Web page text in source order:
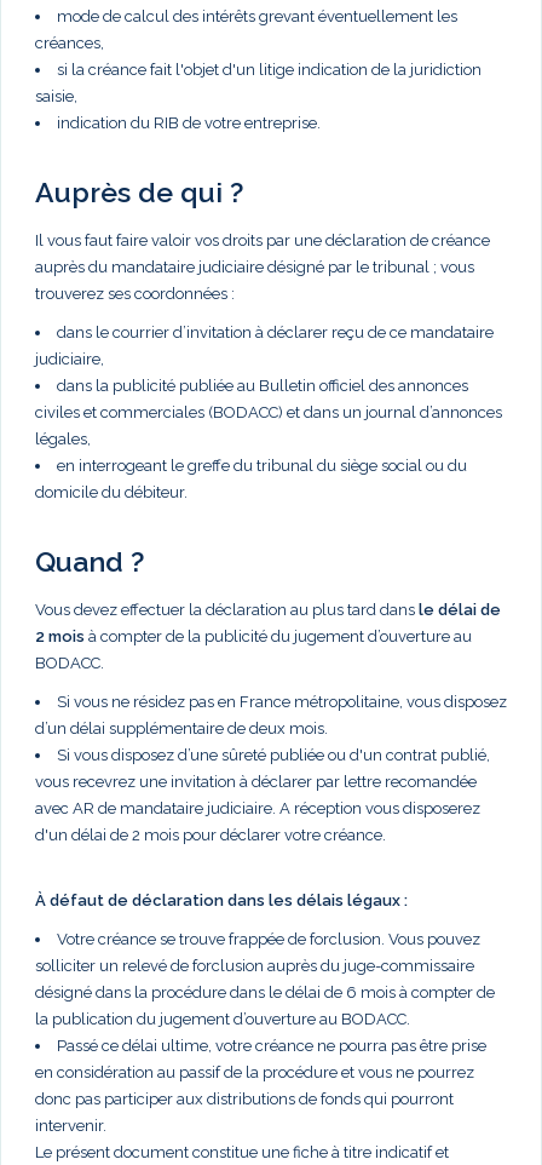
mode de calcul des intérêts grevant éventuellement les
créances,
si la créance fait l'objet d'un litige indication de la juridiction
saisie,
indication du RIB de votre entreprise.
Auprès de qui ?
Il vous faut faire valoir vos droits par une déclaration de créance
auprès du mandataire judiciaire désigné par le tribunal ; vous
trouverez ses coordonnées :
dans le courrier d’invitation à déclarer reçu de ce mandataire
judiciaire,
dans la publicité publiée au Bulletin officiel des annonces
civiles et commerciales (BODACC) et dans un journal d’annonces
légales,
en interrogeant le greffe du tribunal du siège social ou du
domicile du débiteur.
Quand ?
Vous devez effectuer la déclaration au plus tard dans le délai de
2 mois à compter de la publicité du jugement d’ouverture au
BODACC.
Si vous ne résidez pas en France métropolitaine, vous disposez
d’un délai supplémentaire de deux mois.
Si vous disposez d’une sûreté publiée ou d'un contrat publié,
vous recevrez une invitation à déclarer par lettre recomandée
avec AR de mandataire judiciaire. A réception vous disposerez
d'un délai de 2 mois pour déclarer votre créance.
À défaut de déclaration dans les délais légaux :
Votre créance se trouve frappée de forclusion. Vous pouvez
solliciter un relevé de forclusion auprès du juge-commissaire
désigné dans la procédure dans le délai de 6 mois à compter de
la publication du jugement d’ouverture au BODACC.
Passé ce délai ultime, votre créance ne pourra pas être prise
en considération au passif de la procédure et vous ne pourrez
donc pas participer aux distributions de fonds qui pourront
intervenir.
Le présent document constitue une fiche à titre indicatif et